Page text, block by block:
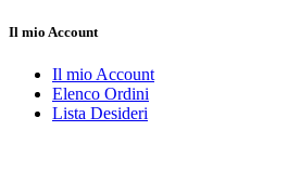
Il mio Account
Il mio Account
Elenco Ordini
Lista Desideri